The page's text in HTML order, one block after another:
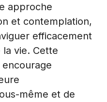
approche
et contemplation,
efficacement
vie. Cette
même et de